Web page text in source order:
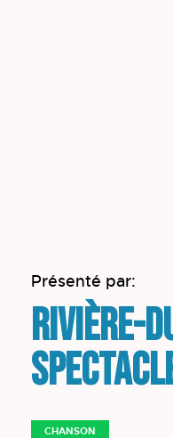
Présenté par:
Rivière-
CHANSON